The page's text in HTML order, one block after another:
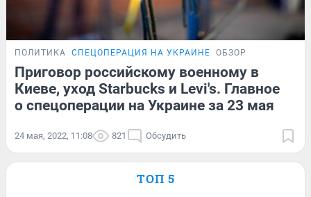
ПОЛИТИКА СПЕЦОПЕРАЦИЯ НА УКРАИНЕ ОБЗОР
Приговор российскому военному в
Киеве, уход Starbucks и Levi's. Главное
о спецоперации на Украине за 23 мая
24 мая, 2022, 11:08 821 Обсудить
ТОП 5